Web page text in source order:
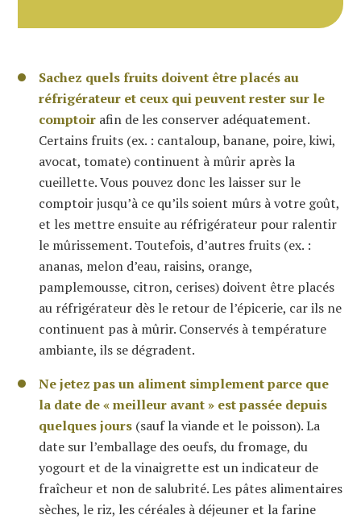
Sachez quels fruits doivent être placés au
réfrigérateur et ceux qui peuvent rester sur le
comptoir afin de les conserver adéquatement.
Certains fruits (ex. : cantaloup, banane, poire, kiwi,
avocat, tomate) continuent à mûrir après la
cueillette. Vous pouvez donc les laisser sur le
comptoir jusqu’à ce qu’ils soient mûrs à votre goût,
et les mettre ensuite au réfrigérateur pour ralentir
le mûrissement. Toutefois, d’autres fruits (ex. :
ananas, melon d’eau, raisins, orange,
pamplemousse, citron, cerises) doivent être placés
au réfrigérateur dès le retour de l’épicerie, car ils ne
continuent pas à mûrir. Conservés à température
ambiante, ils se dégradent.
Ne jetez pas un aliment simplement parce que
la date de « meilleur avant » est passée depuis
quelques jours (sauf la viande et le poisson). La
date sur l’emballage des oeufs, du fromage, du
yogourt et de la vinaigrette est un indicateur de
fraîcheur et non de salubrité. Les pâtes alimentaires
sèches, le riz, les céréales à déjeuner et la farine